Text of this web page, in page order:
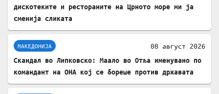
дискотеките и рестораните на Црното море ми ја
сменија сликата
МАКЕДОНИЈА 08 август 2026
Скандал во Липковско: Маало во Отља именувано по
командант на ОНА кој се бореше против државата